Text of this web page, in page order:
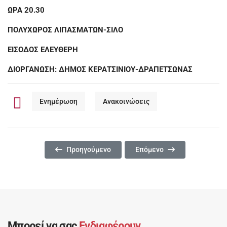
ΩΡΑ 20.30
ΠΟΛΥΧΩΡΟΣ ΛΙΠΑΣΜΑΤΩΝ-ΣΙΛΟ
ΕΙΣΟΔΟΣ ΕΛΕΥΘΕΡΗ
ΔΙΟΡΓΑΝΩΣΗ: ΔΗΜΟΣ ΚΕΡΑΤΣΙΝΙΟΥ-ΔΡΑΠΕΤΣΩΝΑΣ
Ενημέρωση Ανακοινώσεις
Προηγούμενο Άρθρο: ΦΕΣΤΙΒΑΛ ΣΤΗ ΘΑΛΑΣΣΑ -
Προηγούμενο Επόμενο Άρθρο:
Επόμενο